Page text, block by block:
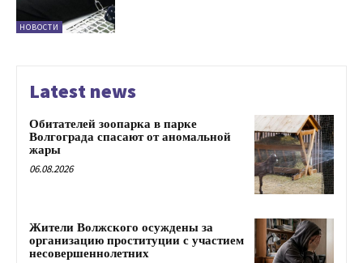
НОВОСТИ
Latest news
Обитателей зоопарка в парке
Волгограда спасают от аномальной
жары
06.08.2026
Жители Волжского осуждены за
организацию проституции с участием
несовершеннолетних